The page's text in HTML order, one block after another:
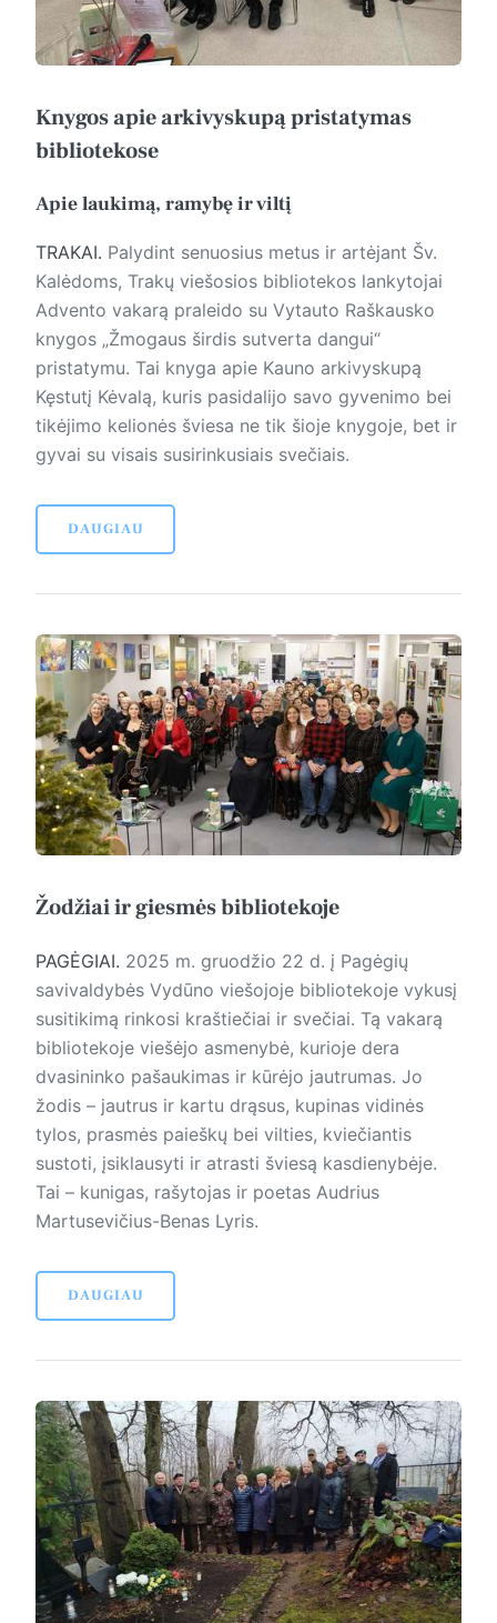
Knygos apie arkivyskupą pristatymas
bibliotekose
Apie laukimą, ramybę ir viltį
TRAKAI. Palydint senuosius metus ir artėjant Šv.
Kalėdoms, Trakų viešosios bibliotekos lankytojai
Advento vakarą praleido su Vytauto Raškausko
knygos „Žmogaus širdis sutverta dangui“
pristatymu. Tai knyga apie Kauno arkivyskupą
Kęstutį Kėvalą, kuris pasidalijo savo gyvenimo bei
tikėjimo kelionės šviesa ne tik šioje knygoje, bet ir
gyvai su visais susirinkusiais svečiais.
DAUGIAU
Žodžiai ir giesmės bibliotekoje
PAGĖGIAI. 2025 m. gruo­džio 22 d. į Pagėgių
savivaldybės Vydūno viešojoje bibliotekoje vykusį
susitikimą rinkosi kraštiečiai ir svečiai. Tą vakarą
bibliotekoje viešėjo asmenybė, kurioje dera
dvasininko pašaukimas ir kūrėjo jautrumas. Jo
žodis – jautrus ir kartu drąsus, kupinas vidinės
tylos, prasmės paieškų bei vilties, kviečiantis
sustoti, įsiklausyti ir atrasti šviesą kasdienybėje.
Tai – kunigas, rašytojas ir poetas Audrius
Martusevičius-Benas Lyris.
DAUGIAU